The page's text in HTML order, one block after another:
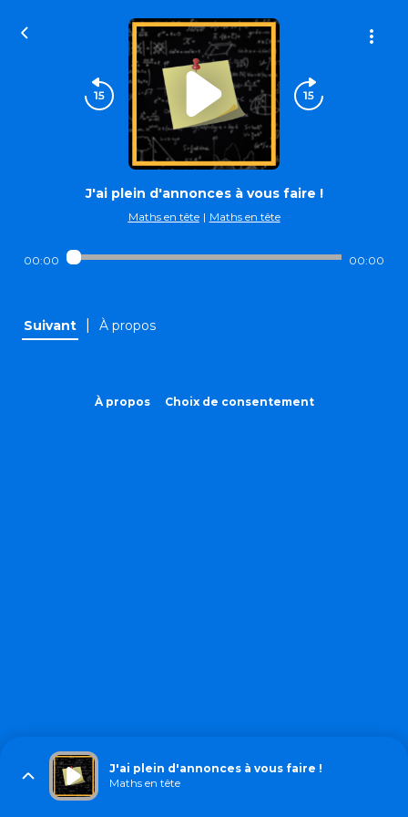
J'ai plein d'annonces à vous faire !
Maths en tête | Maths en tête
00:00 00:00
Suivant À propos
À propos Choix de consentement
J'ai plein d'annonces à vous faire !
Maths en tête